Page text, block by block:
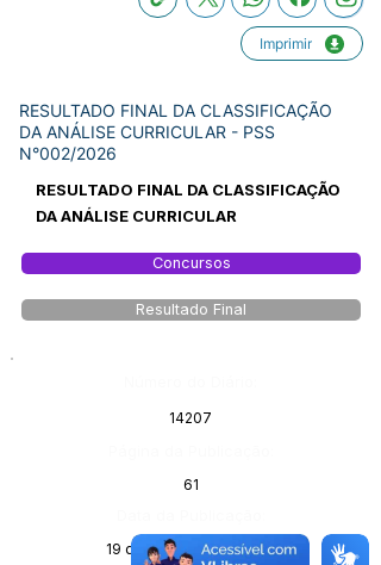
Imprimir
RESULTADO FINAL DA CLASSIFICAÇÃO
DA ANÁLISE CURRICULAR - PSS
N°002/2026
RESULTADO FINAL DA CLASSIFICAÇÃO
DA ANÁLISE CURRICULAR
Concursos
Resultado Final
14207
61
19 de fevereiro de 2026